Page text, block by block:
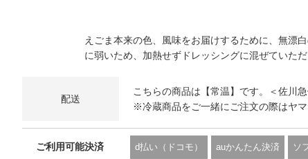
えごま本来の色、風味をお届けするために、無漂
に弱いため、加熱せずドレッシングに混ぜていた
配送
こちらの商品は【常温】です。＜佐川
※冷蔵商品をご一緒にご注文の際はヤ
ご利用可能決済 d払い（ドコモ） auかんたん決済 ソ